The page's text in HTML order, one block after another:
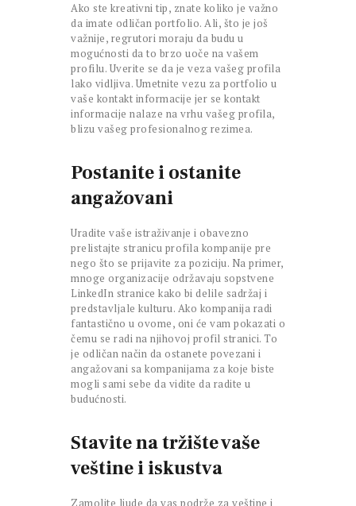
Ako ste kreativni tip, znate koliko je važno
da imate odličan portfolio. Ali, što je još
važnije, regrutori moraju da budu u
mogućnosti da to brzo uoče na vašem
profilu. Uverite se da je veza vašeg profila
lako vidljiva. Umetnite vezu za portfolio u
vaše kontakt informacije jer se kontakt
informacije nalaze na vrhu vašeg profila,
blizu vašeg profesionalnog rezimea.
Postanite i ostanite
angažovani
Uradite vaše istraživanje i obavezno
prelistajte stranicu profila kompanije pre
nego što se prijavite za poziciju. Na primer,
mnoge organizacije održavaju sopstvene
LinkedIn stranice kako bi delile sadržaj i
predstavljale kulturu. Ako kompanija radi
fantastično u ovome, oni će vam pokazati o
čemu se radi na njihovoj profil stranici. To
je odličan način da ostanete povezani i
angažovani sa kompanijama za koje biste
mogli sami sebe da vidite da radite u
budućnosti.
Stavite na tržište vaše
veštine i iskustva
Zamolite ljude da vas podrže za veštine i